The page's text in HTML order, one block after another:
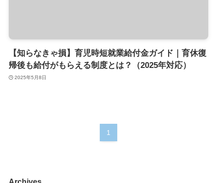
【知らなきゃ損】育児時短就業給付金ガイド｜育休復
帰後も給付がもらえる制度とは？（2025年対応）
2025年5月8日
1